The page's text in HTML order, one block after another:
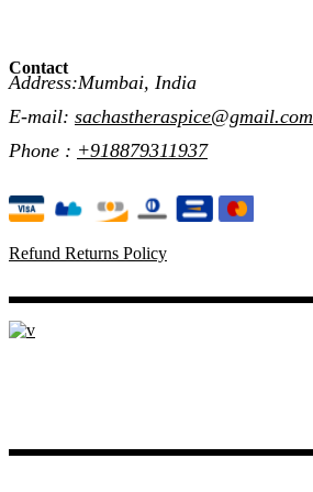
Contact
Address:Mumbai, India
E-mail: sachastheraspice@gmail.com
Phone : +918879311937
Refund Returns Policy